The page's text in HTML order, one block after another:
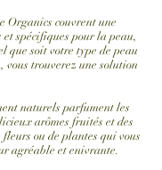
Organics couvrent une
spécifiques pour la peau,
que soit votre type de peau
vous trouverez une solution
naturels parfument les
arômes fruités et des
ou de plantes qui vous
agréable et enivrante.